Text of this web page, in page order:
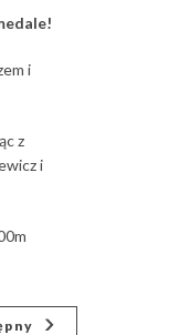
i
z
i